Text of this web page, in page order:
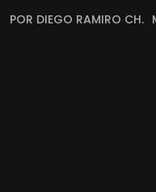
POR DIEGO RAMIRO CH.